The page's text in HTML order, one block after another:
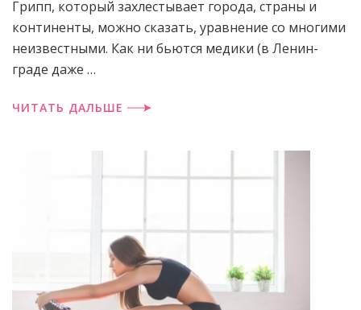
Грипп, который захлестывает горо­да, страны и
континенты, можно сказать, уравнение со многими
неизвестными. Как ни бьются медики (в Ленин­
граде даже …
ЧИТАТЬ ДАЛЬШЕ